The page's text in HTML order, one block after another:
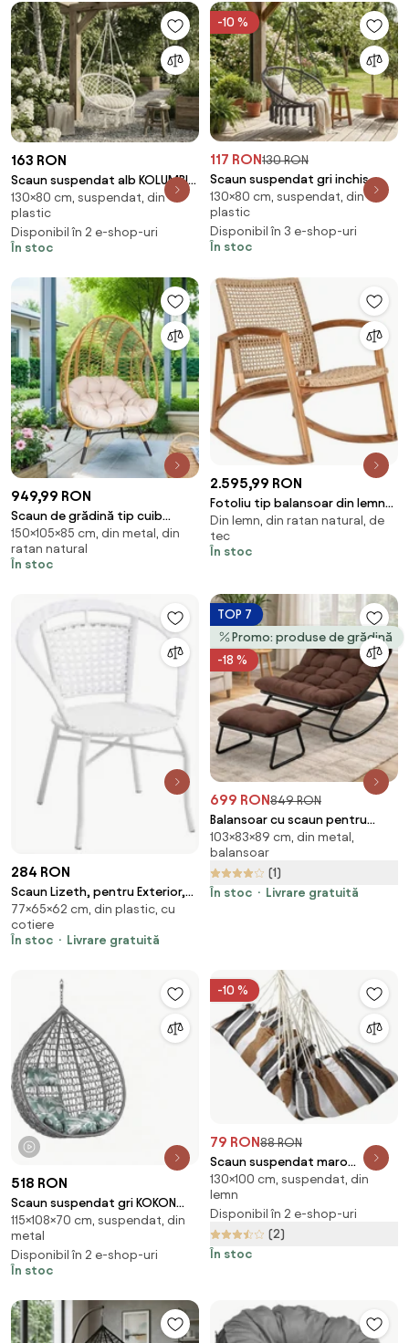
163 RON
Scaun suspendat alb KOLUMBIA
fara suport, perna bej-alba
130×80 cm, suspendat, din
plastic
Disponibil în 2 e-shop-uri
În stoc
-10 %
117 RON130 RON
Scaun suspendat gri inchis
KOLUMBIA
130×80 cm, suspendat, din
plastic
Disponibil în 3 e-shop-uri
În stoc
949,99 RON
Scaun de grădină tip cuib
CALISTA
150×105×85 cm, din metal, din
ratan natural
În stoc
2.595,99 RON
Fotoliu tip balansoar din lemn
de tec si rattan
Din lemn, din ratan natural, de
tec
În stoc
284 RON
Scaun Lizeth, pentru Exterior,
Alb
77×65×62 cm, din plastic, cu
cotiere
În stoc
Livrare gratuită
TOP 7
Promo: produse de grădină
-18 %
699 RON849 RON
Balansoar cu scaun pentru
suport picioare, cadru metalic,
pentru uz interior și exterior,
rezistent până la 150 kg, Maro
103×83×89 cm, din metal,
balansoar
(1)
În stoc
Livrare gratuită
1 videoclip
518 RON
Scaun suspendat gri KOKON
fara suport, perna verde-alb
115×108×70 cm, suspendat, din
metal
Disponibil în 2 e-shop-uri
În stoc
-10 %
79 RON88 RON
Scaun suspendat maro
BRANCO
130×100 cm, suspendat, din
lemn
Disponibil în 2 e-shop-uri
(2)
În stoc